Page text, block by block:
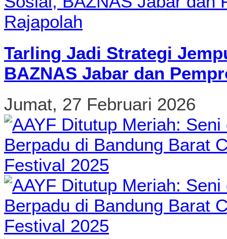
Tarling Jadi Strategi
BAZNAS Jabar dan
Jumat, 27 Februari 2026